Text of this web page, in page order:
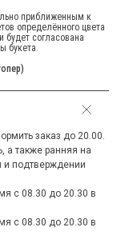
приближенным к
определённого цвета
будет согласована
букета.
заказ до 20.00.
а также ранняя на
подтверждении
c 08.30 до 20.30 в
c 08.30 до 20.30 в